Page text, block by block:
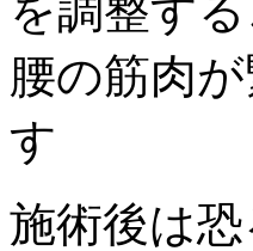
を調整す
腰の筋肉
す
施術後は